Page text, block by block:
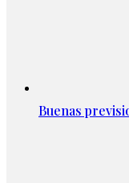
Buenas